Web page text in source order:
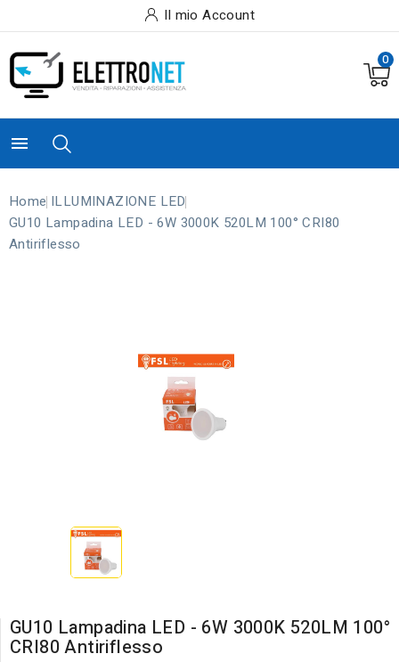
Il mio Account
0

Home ILLUMINAZIONE LED
GU10 Lampadina LED - 6W 3000K 520LM 100° CRI80
Antiriflesso
GU10 Lampadina LED - 6W 3000K 520LM 100°
CRI80 Antiriflesso